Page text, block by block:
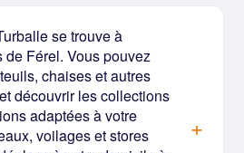
se trouve à
Férel. Vous pouvez
chaises et autres
découvrir les collections
adaptées à votre
voilages et stores